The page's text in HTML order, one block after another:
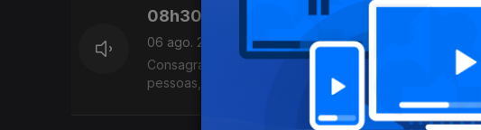
08h30 Diário Olímpico Paris 2024 Edição
06 ago. 2024
Consagração final com homenagem no regresso a
pessoas, exibiu o bronze conquistado em Paris e